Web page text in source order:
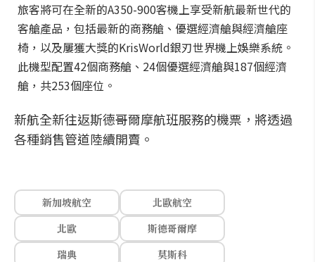
旅客將可在全新的A350-900客機上享受新航最新世代的
客艙產品，包括最新的商務艙、優選經濟艙與經濟艙座
椅，以及屢獲大獎的KrisWorld銀刃世界機上娛樂系統。
此機型配置42個商務艙、24個優選經濟艙與187個經濟
艙，共253個座位。
新航全新往返斯德哥爾摩航班服務的機票，將透過
各種銷售管道陸續開賣。
新加坡航空
北歐航空
北歐
斯德哥爾摩
瑞典
莫斯科